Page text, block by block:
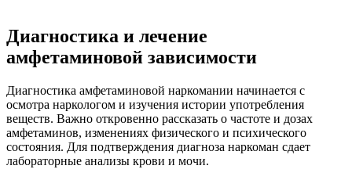
Диагностика и лечение
амфетаминовой зависимости
Диагностика амфетаминовой наркомании начинается с
осмотра наркологом и изучения истории употребления
веществ. Важно откровенно рассказать о частоте и дозах
амфетаминов, изменениях физического и психического
состояния. Для подтверждения диагноза наркоман сдает
лабораторные анализы крови и мочи.